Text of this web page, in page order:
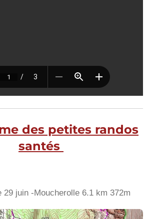
des petites randos
santés
juin -Moucherolle 6.1 km 372m